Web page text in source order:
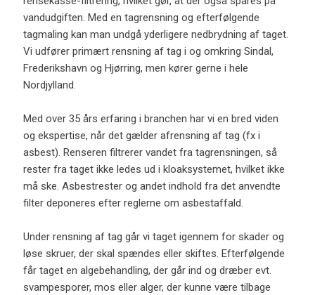
vandudgiften. Med en tagrensning og efterfølgende
tagmaling kan man undgå yderligere nedbrydning af taget.
Vi udfører primært rensning af tag i og omkring Sindal,
Frederikshavn og Hjørring, men kører gerne i hele
Nordjylland.
Med over 35 års erfaring i branchen har vi en bred viden
og ekspertise, når det gælder afrensning af tag (fx i
asbest). Renseren filtrerer vandet fra tagrensningen, så
rester fra taget ikke ledes ud i kloaksystemet, hvilket ikke
må ske. Asbestrester og andet indhold fra det anvendte
filter deponeres efter reglerne om asbestaffald.
Under rensning af tag går vi taget igennem for skader og
løse skruer, der skal spændes eller skiftes. Efterfølgende
får taget en algebehandling, der går ind og dræber evt.
svampesporer, mos eller alger, der kunne være tilbage